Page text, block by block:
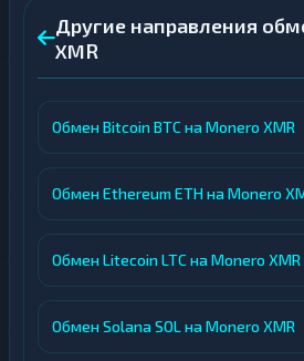
Другие направления
XMR
Обмен Bitcoin BTC на Monero XMR
Обмен Ethereum ETH на Monero
Обмен Litecoin LTC на Monero XMR
Обмен Solana SOL на Monero XMR